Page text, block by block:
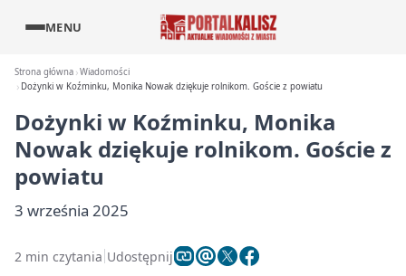
MENU
Strona główna Wiadomości
Dożynki w Koźminku, Monika Nowak dziękuje rolnikom. Goście z powiatu
Dożynki w Koźminku, Monika
Nowak dziękuje rolnikom. Goście z
powiatu
3 września 2025
2 min czytania Udostępnij